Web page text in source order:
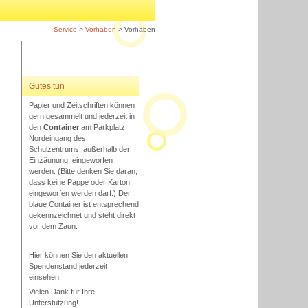
Service > Vorhaben > Vorhaben
Gutes tun
Papier und Zeitschriften können
gern gesammelt und jederzeit in
den Container am Parkplatz
Nordeingang des
Schulzentrums, außerhalb der
Einzäunung, eingeworfen
werden. (Bitte denken Sie daran,
dass keine Pappe oder Karton
eingeworfen werden darf.) Der
blaue Container ist entsprechend
gekennzeichnet und steht direkt
vor dem Zaun.
Hier können Sie den aktuellen
Spendenstand jederzeit
einsehen.
Vielen Dank für Ihre
Unterstützung!